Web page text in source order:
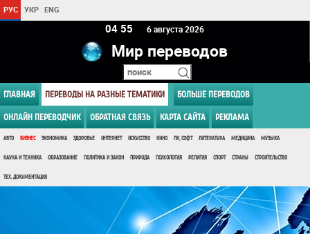
РУС УКР ENG
04:55 6 августа 2026
Мир переводов
ГЛАВНАЯ ПЕРЕВОДЫ НА РАЗНЫЕ ТЕМАТИКИ БОЛЬШЕ ПЕРЕВОДОВ
ОНЛАЙН ПЕРЕВОДЧИК ОБРАТНАЯ СВЯЗЬ КАРТА САЙТА РЕКЛАМА
АВТО БИЗНЕС ЭКОНОМИКА ЗДОРОВЬЕ ИНТЕРНЕТ ИСКУССТВО КИНО ПК, СОФТ ЛИТЕРАТУРА МЕДИЦИНА МУЗЫКА
НАУКА И ТЕХНИКА ОБРАЗОВАНИЕ ПОЛИТИКА И ЗАКОН ПРИРОДА ПСИХОЛОГИЯ РЕЛИГИЯ СПОРТ СТРАНЫ СТРОИТЕЛЬСТВО
ТЕХ. ДОКУМЕНТАЦИЯ